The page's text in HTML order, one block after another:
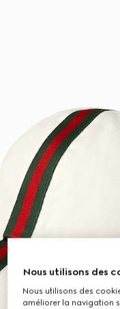
Nous utilisons des
Nous utilisons des
améliorer la navigation